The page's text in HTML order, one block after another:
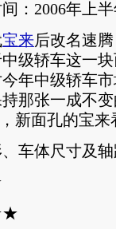
2006年上半
宝来后改名速
级轿车这一
年中级轿车
那张一成不
新面孔的宝
体尺寸及轴